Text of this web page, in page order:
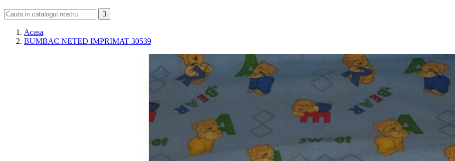

Acasa
BUMBAC NETED IMPRIMAT 30539